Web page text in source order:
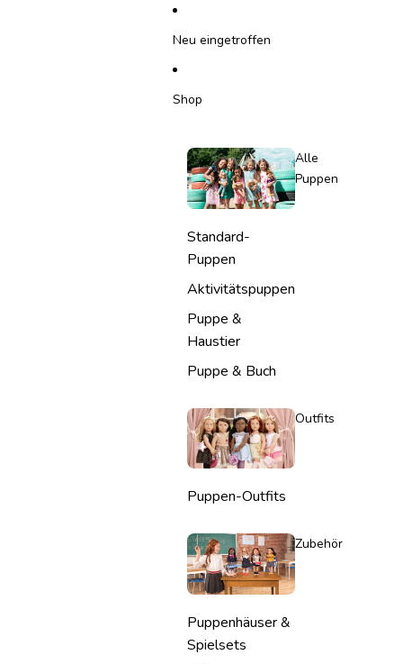
Neu eingetroffen
Shop
Alle
Puppen
Standard-
Puppen
Aktivitätspuppen
Puppe &
Haustier
Puppe & Buch
Outfits
Puppen-Outfits
Zubehör
Puppenhäuser &
Spielsets